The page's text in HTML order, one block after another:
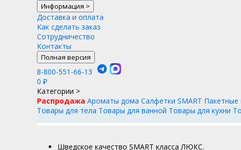
Информация >
Доставка и оплата
Как сделать заказ
Сотрудничество
Контакты
Полная версия
8-800-551-66-13
0 ₽
Категории >
Распродажа Ароматы дома Салфетки SMART Пакетные
Товары для тела Товары для ванной Товары для кухни
Шведское качество SMART класса ЛЮКС.